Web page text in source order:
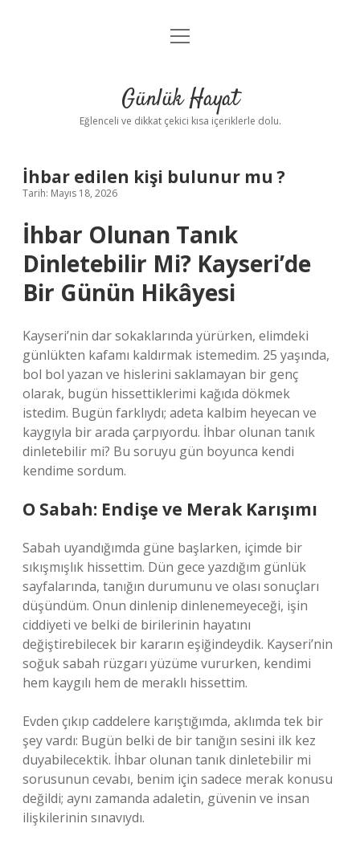
Anasayfa
Yasal Uyarı
menüyü
Günlük Hayat
Eğlenceli ve dikkat çekici kısa içeriklerle dolu.
İhbar edilen kişi bulunur mu ?
Tarih: Mayıs 18, 2026
İhbar Olunan Tanık
Dinletebilir Mi? Kayseri’de
Bir Günün Hikâyesi
Kayseri’nin dar sokaklarında yürürken, elimdeki
günlükten kafamı kaldırmak istemedim. 25 yaşında,
bol bol yazan ve hislerini saklamayan bir genç
olarak, bugün hissettiklerimi kağıda dökmek
istedim. Bugün farklıydı; adeta kalbim heyecan ve
kaygıyla bir arada çarpıyordu. İhbar olunan tanık
dinletebilir mi? Bu soruyu gün boyunca kendi
kendime sordum.
O Sabah: Endişe ve Merak Karışımı
Sabah uyandığımda güne başlarken, içimde bir
sıkışmışlık hissettim. Dün gece yazdığım günlük
sayfalarında, tanığın durumunu ve olası sonuçları
düşündüm. Onun dinlenip dinlenemeyeceği, işin
ciddiyeti ve belki de birilerinin hayatını
değiştirebilecek bir kararın eşiğindeydik. Kayseri’nin
soğuk sabah rüzgarı yüzüme vururken, kendimi
hem kaygılı hem de meraklı hissettim.
Evden çıkıp caddelere karıştığımda, aklımda tek bir
şey vardı: Bugün belki de bir tanığın sesini ilk kez
duyabilecektik. İhbar olunan tanık dinletebilir mi
sorusunun cevabı, benim için sadece merak konusu
değildi; aynı zamanda adaletin, güvenin ve insan
ilişkilerinin sınavıydı.